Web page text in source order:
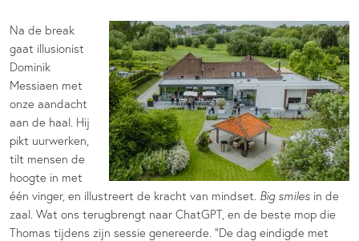
Na de break
gaat illusionist
Dominik
Messiaen met
onze aandacht
aan de haal. Hij
pikt uurwerken,
tilt mensen de
hoogte in met
één vinger, en illustreert de kracht van mindset. Big smiles in de
zaal. Wat ons terugbrengt naar ChatGPT, en de beste mop die
Thomas tijdens zijn sessie genereerde. “De dag eindigde met